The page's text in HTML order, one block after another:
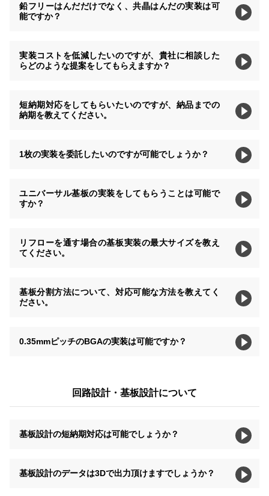
鉛フリーはんだだけでなく、共晶はんだの実装は可
能ですか？
実装コストを低減したいのですが、貴社に相談した
らどのような提案をしてもらえますか？
短納期対応をしてもらいたいのですが、納品までの
納期を教えてください。
1枚の実装を委託したいのですが可能でしょうか？
ユニバーサル基板の実装をしてもらうことは可能で
すか？
リフローを通す場合の基板実装の最大サイズを教え
てください。
基板分割方法について、対応可能な方法を教えてく
ださい。
0.35mmピッチのBGAの実装は可能ですか？
回路設計・基板設計について
基板設計の短納期対応は可能でしょうか？
基板設計のデータは3Dで出力頂けますでしょうか？